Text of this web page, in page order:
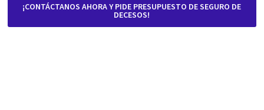
¡CONTÁCTANOS AHORA Y PIDE PRESUPUESTO DE SEGURO DE
DECESOS!